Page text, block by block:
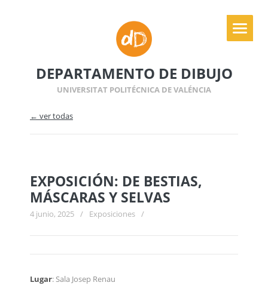
DEPARTAMENTO DE DIBUJO
UNIVERSITAT POLITÉCNICA DE VALÉNCIA
← ver todas
EXPOSICIÓN: DE BESTIAS,
MÁSCARAS Y SELVAS
4 junio, 2025 / Exposiciones /
Lugar: Sala Josep Renau